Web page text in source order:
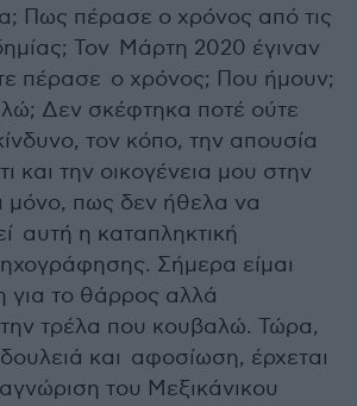
Πως πέρασε ο χρόνος από τις
Τον Μάρτη 2020 έγιναν
πέρασε ο χρόνος; Που ήμουν;
Δεν σκέφτηκα ποτέ ούτε
τον κόπο, την απουσία
και την οικογένεια μου στην
πως δεν ήθελα να
αυτή η καταπληκτική
Σήμερα είμαι
το θάρρος αλλά
τρέλα που κουβαλώ. Τώρα,
και αφοσίωση, έρχεται
του Μεξικάνικου